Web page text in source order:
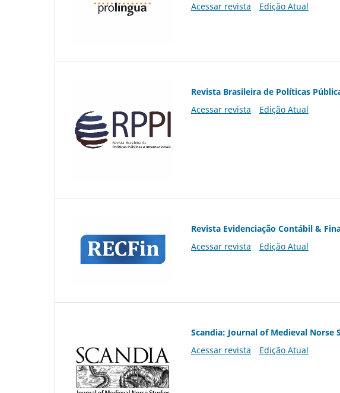
Acessar revista
Edição Atual
Revista Brasileira de Políticas
Acessar revista
Edição Atual
Revista Evidenciação Contábil &
Acessar revista
Edição Atual
Scandia: Journal of Medieval Norse
Acessar revista
Edição Atual